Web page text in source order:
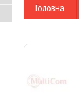
Головна